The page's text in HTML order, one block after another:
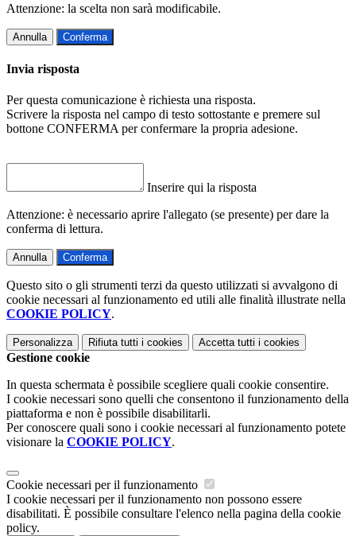
Attenzione: la scelta non sarà modificabile.
Annulla Conferma
Invia risposta
Per questa comunicazione è richiesta una risposta.
Scrivere la risposta nel campo di testo sottostante e premere sul
bottone CONFERMA per confermare la propria adesione.
Inserire qui la risposta
Attenzione: è necessario aprire l'allegato (se presente) per dare la
conferma di lettura.
Annulla Conferma
Questo sito o gli strumenti terzi da questo utilizzati si avvalgono di
cookie necessari al funzionamento ed utili alle finalità illustrate nella
COOKIE POLICY.
Personalizza Rifiuta tutti i cookies Accetta tutti i cookies
Gestione cookie
In questa schermata è possibile scegliere quali cookie consentire.
I cookie necessari sono quelli che consentono il funzionamento della
piattaforma e non è possibile disabilitarli.
Per conoscere quali sono i cookie necessari al funzionamento potete
visionare la COOKIE POLICY.
Cookie necessari per il funzionamento
I cookie necessari per il funzionamento non possono essere
disabilitati. È possibile consultare l'elenco nella pagina della cookie
policy.